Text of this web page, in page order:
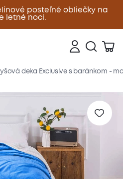
posteľné obliečky na
letné noci.
Zavrieť
Popis produktu
deka Exclusive s baránkom -